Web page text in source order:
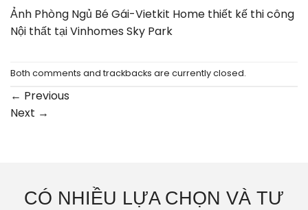
Ảnh Phòng Ngủ Bé Gái-Vietkit Home thiết kế thi công
Nội thất tại Vinhomes Sky Park
Both comments and trackbacks are currently closed.
← Previous
Next →
CÓ NHIỀU LỰA CHỌN VÀ TƯ